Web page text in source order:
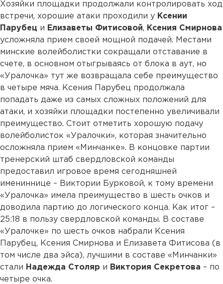
Хозяйки площадки продолжали контролировать ход
встречи, хорошие атаки проходили у Ксении
Парубец и Елизаветы Фитисовой, Ксения Смирнова
усложняла прием своей мощной подачей. Местами
минские волейболистки сокращали отставание в
счете, в основном отыгрываясь от блока в аут, но
«Уралочка» тут же возвращала себе преимущество
в четыре мяча. Ксения Парубец продолжала
попадать даже из самых сложных положений для
атаки, и хозяйки площадки постепенно увеличивали
преимущество. Стоит отметить хорошую подачу
волейболисток «Уралочки», которая значительно
осложняла прием «Минчанке». В концовке партии
тренерский штаб свердловской команды
предоставил игровое время сегодняшней
имениннице – Виктории Бурковой, к тому времени
«Уралочка» имела преимущество в шесть очков и
доводила партию до логического конца. Как итог –
25:18 в пользу свердловской команды. В составе
«Уралочке» по шесть очков набрали Ксения
Парубец, Ксения Смирнова и Елизавета Фитисова (в
том числе два эйса), лучшими в составе «Минчанки»
стали Надежда Столяр и Виктория Секретова – по
четыре очка.